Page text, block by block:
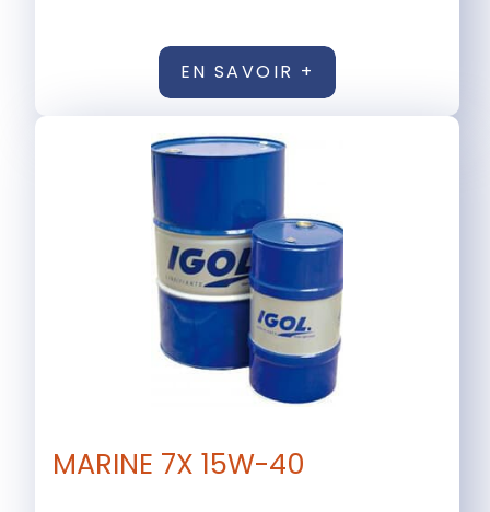
EN SAVOIR +
MARINE 7X 15W-40